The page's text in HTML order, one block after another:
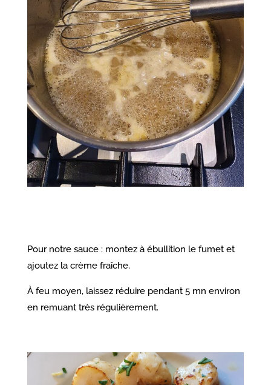
Pour notre sauce : montez à ébullition le fumet et
ajoutez la crème fraîche.
À feu moyen, laissez réduire pendant 5 mn environ
en remuant très régulièrement.